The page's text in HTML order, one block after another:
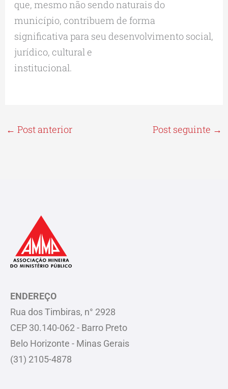
que, mesmo não sendo naturais do
município, contribuem de forma
significativa para seu desenvolvimento social,
jurídico, cultural e
institucional.
← Post anterior Post seguinte →
ENDEREÇO
Rua dos Timbiras, n° 2928
CEP 30.140-062 - Barro Preto
Belo Horizonte - Minas Gerais
(31) 2105-4878